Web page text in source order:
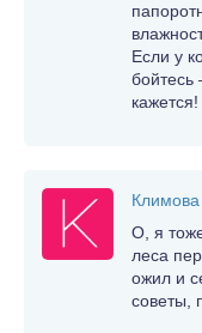
Если у
бойтесь
кажется!
О, я
леса
ожил и
советы,